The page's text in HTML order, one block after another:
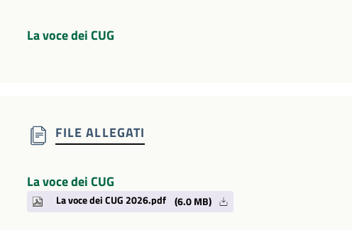
La voce dei CUG
FILE ALLEGATI
La voce dei CUG
La voce dei CUG 2026.pdf (6.0 MB)